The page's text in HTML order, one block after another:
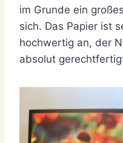
im Grunde ein
sich. Das Papier ist
hochwertig an, der
absolut